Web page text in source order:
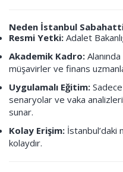
Neden İstanbul
Resmi Yetki: Adalet
Akademik Kadro:
müşavirler ve finans
Uygulamalı Eğitim:
senaryolar ve vaka
sunar.
Kolay Erişim: İstanbul’daki
kolaydır.